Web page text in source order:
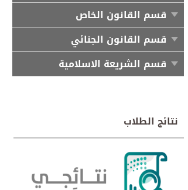
قسم القانون الخاص
قسم القانون الجنائي
قسم الشريعة الاسلامية
نتائج الطلاب